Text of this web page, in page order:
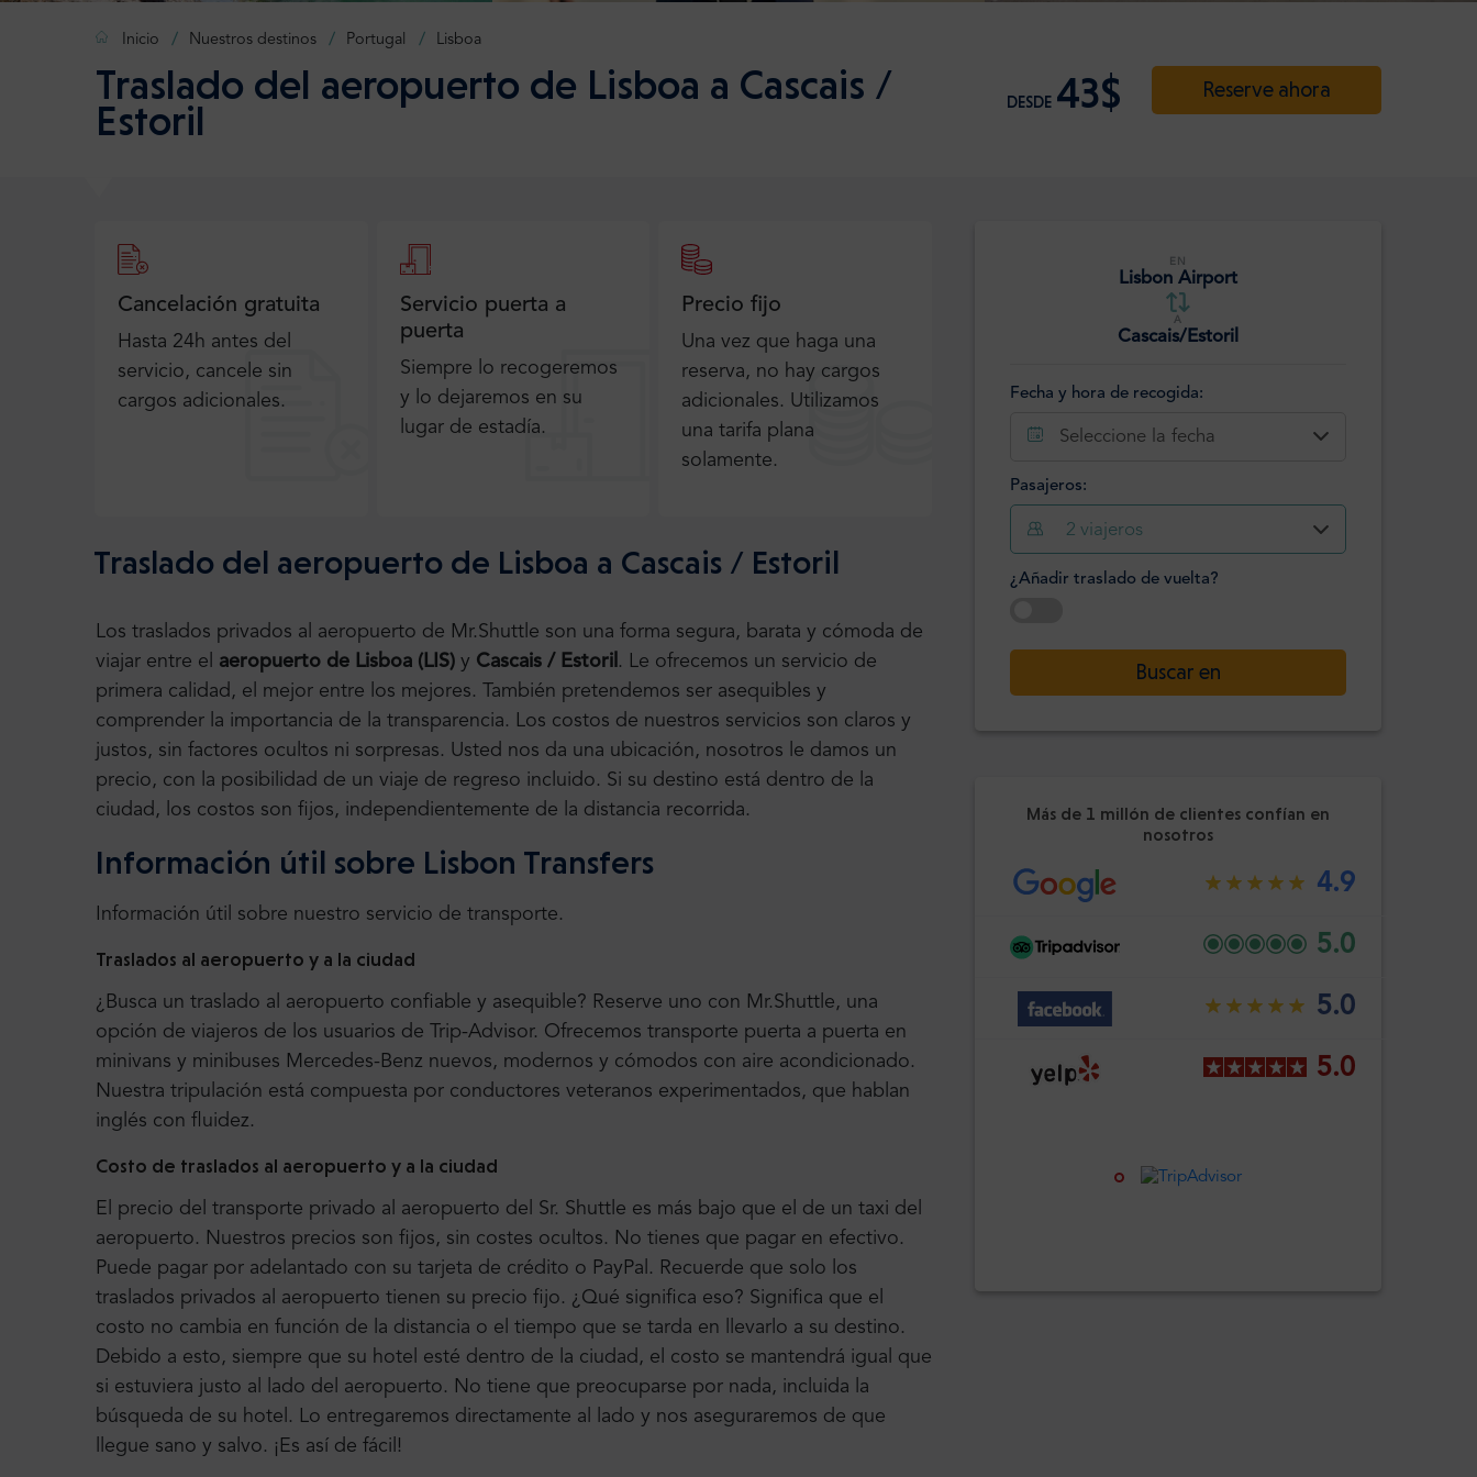
Inicio Nuestros destinos Portugal Lisboa
Traslado del aeropuerto de Lisboa a Cascais /
Estoril DESDE 43$ Reserve ahora
EN
Lisbon Airport
A
Cascais/Estoril
Fecha y hora de recogida:
Seleccione la fecha
Hora
:
Minuto
Confirme
Pasajeros:
2 viajeros
¿Añadir traslado de vuelta?
Buscar en
Más de 1 millón de clientes confían en
nosotros
4.9
5.0
5.0
5.0
Cancelación gratuita
Hasta 24h antes del
servicio, cancele sin
cargos adicionales.
Servicio puerta a
puerta
Siempre lo recogeremos
y lo dejaremos en su
lugar de estadía.
Precio fijo
Una vez que haga una
reserva, no hay cargos
adicionales. Utilizamos
una tarifa plana
solamente.
Traslado del aeropuerto de Lisboa a Cascais / Estoril
Los traslados privados al aeropuerto de Mr.Shuttle son una forma segura, barata y cómoda de
viajar entre el aeropuerto de Lisboa (LIS) y Cascais / Estoril . Le ofrecemos un servicio de
primera calidad, el mejor entre los mejores. También pretendemos ser asequibles y
comprender la importancia de la transparencia. Los costos de nuestros servicios son claros y
justos, sin factores ocultos ni sorpresas. Usted nos da una ubicación, nosotros le damos un
precio, con la posibilidad de un viaje de regreso incluido. Si su destino está dentro de la
ciudad, los costos son fijos, independientemente de la distancia recorrida.
Información útil sobre Lisbon Transfers
Información útil sobre nuestro servicio de transporte.
Traslados al aeropuerto y a la ciudad
¿Busca un traslado al aeropuerto confiable y asequible? Reserve uno con Mr.Shuttle, una
opción de viajeros de los usuarios de Trip-Advisor. Ofrecemos transporte puerta a puerta en
minivans y minibuses Mercedes-Benz nuevos, modernos y cómodos con aire acondicionado.
Nuestra tripulación está compuesta por conductores veteranos experimentados, que hablan
inglés con fluidez.
Costo de traslados al aeropuerto y a la ciudad
El precio del transporte privado al aeropuerto del Sr. Shuttle es más bajo que el de un taxi del
aeropuerto. Nuestros precios son fijos, sin costes ocultos. No tienes que pagar en efectivo.
Puede pagar por adelantado con su tarjeta de crédito o PayPal. Recuerde que solo los
traslados privados al aeropuerto tienen su precio fijo. ¿Qué significa eso? Significa que el
costo no cambia en función de la distancia o el tiempo que se tarda en llevarlo a su destino.
Debido a esto, siempre que su hotel esté dentro de la ciudad, el costo se mantendrá igual que
si estuviera justo al lado del aeropuerto. No tiene que preocuparse por nada, incluida la
búsqueda de su hotel. Lo entregaremos directamente al lado y nos aseguraremos de que
llegue sano y salvo. ¡Es así de fácil!